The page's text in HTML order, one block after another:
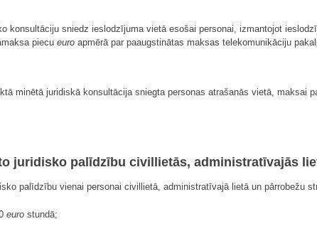
konsultāciju sniedz ieslodzījuma vietā esošai personai, izmantojot
piecu euro apmērā par paaugstinātas maksas telekomunikāciju
minētā juridiskā konsultācija sniegta personas atrašanās vietā, maksai
juridisko palīdzību civillietās, administratīvajās
palīdzību vienai personai civillietā, administratīvajā lietā un pārrobežu
euro stundā;